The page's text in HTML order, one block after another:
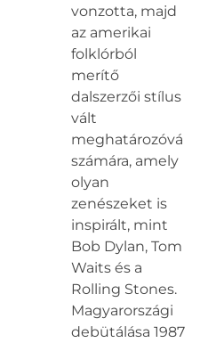
vonzotta, majd
az amerikai
folklórból
merítő
dalszerzői stílus
vált
meghatározóvá
számára, amely
olyan
zenészeket is
inspirált, mint
Bob Dylan, Tom
Waits és a
Rolling Stones.
Magyarországi
debütálása 1987